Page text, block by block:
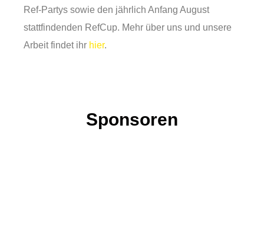
Ref-Partys sowie den jährlich Anfang August
stattfindenden RefCup. Mehr über uns und unsere
Arbeit findet ihr hier.
Sponsoren